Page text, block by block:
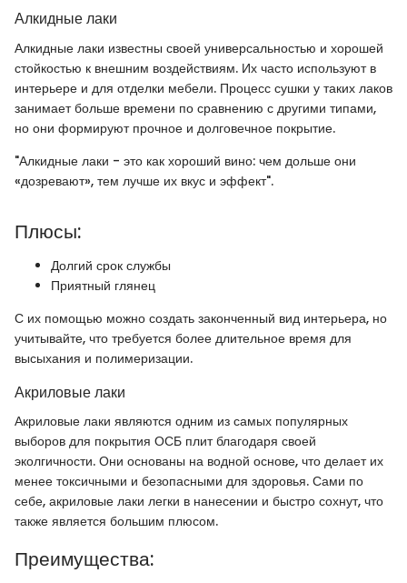
Алкидные лаки
Алкидные лаки известны своей универсальностью и хорошей
стойкостью к внешним воздействиям. Их часто используют в
интерьере и для отделки мебели. Процесс сушки у таких лаков
занимает больше времени по сравнению с другими типами,
но они формируют прочное и долговечное покрытие.
"Алкидные лаки - это как хороший вино: чем дольше они
«дозревают», тем лучше их вкус и эффект".
Плюсы:
Долгий срок службы
Приятный глянец
С их помощью можно создать законченный вид интерьера, но
учитывайте, что требуется более длительное время для
высыхания и полимеризации.
Акриловые лаки
Акриловые лаки являются одним из самых популярных
выборов для покрытия ОСБ плит благодаря своей
эколгичности. Они основаны на водной основе, что делает их
менее токсичными и безопасными для здоровья. Сами по
себе, акриловые лаки легки в нанесении и быстро сохнут, что
также является большим плюсом.
Преимущества: